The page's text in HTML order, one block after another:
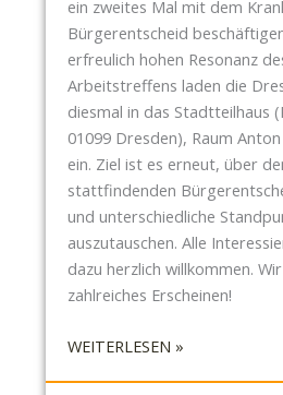
T
E
I
D
R
E
S
D
E
N
U
N
E
R
ein zweites Mal mit dem
Bürgerentscheid
erfreulich hohen Resonanz
Arbeitstreffens laden die
diesmal in das Stadtteilhaus
01099 Dresden), Raum
ein. Ziel ist es erneut, über
stattfindenden
und unterschiedliche
auszutauschen. Alle
dazu herzlich willkommen.
zahlreiches Erscheinen!
WEITERLESEN »: